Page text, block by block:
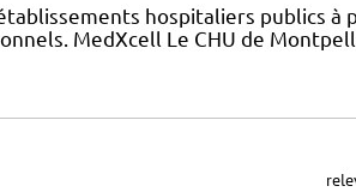
hospitaliers publics à
MedXcell Le CHU de